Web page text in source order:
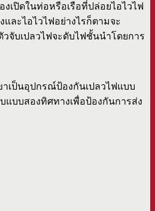
เปิดในท่อหรือเรือที่ปล่อยไอไวไฟ
ละไอไวไฟอย่างไรก็ตามจะ
จับเปลวไฟจะดับไฟชั้นนำโดยการ
เป็นอุปกรณ์ป้องกันเปลวไฟแบบ
บบสองทิศทางเพื่อป้องกันการส่ง